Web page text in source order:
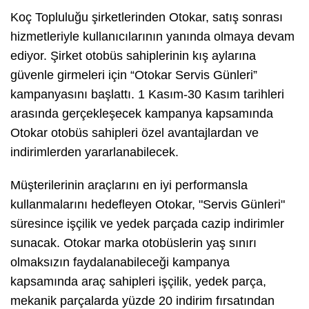
Koç Topluluğu şirketlerinden Otokar, satış sonrası
hizmetleriyle kullanıcılarının yanında olmaya devam
ediyor. Şirket otobüs sahiplerinin kış aylarına
güvenle girmeleri için “Otokar Servis Günleri”
kampanyasını başlattı. 1 Kasım-30 Kasım tarihleri
arasında gerçekleşecek kampanya kapsamında
Otokar otobüs sahipleri özel avantajlardan ve
indirimlerden yararlanabilecek.
Müşterilerinin araçlarını en iyi performansla
kullanmalarını hedefleyen Otokar, "Servis Günleri"
süresince işçilik ve yedek parçada cazip indirimler
sunacak. Otokar marka otobüslerin yaş sınırı
olmaksızın faydalanabileceği kampanya
kapsamında araç sahipleri işçilik, yedek parça,
mekanik parçalarda yüzde 20 indirim fırsatından